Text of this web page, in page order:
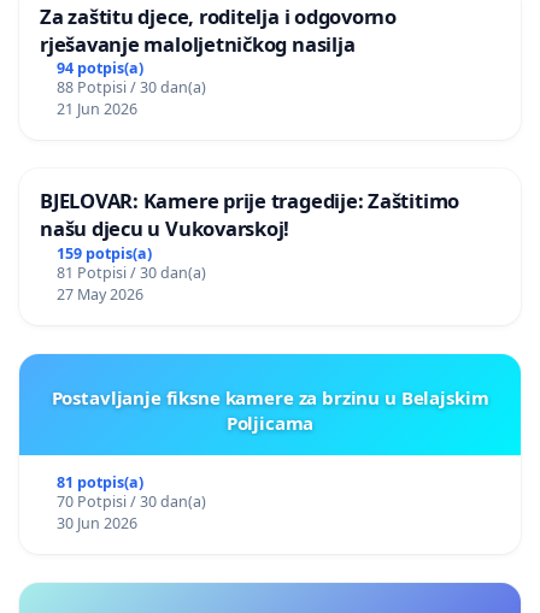
Za zaštitu djece, roditelja i odgovorno
rješavanje maloljetničkog nasilja
94 potpis(a)
88 Potpisi / 30 dan(a)
21 Jun 2026
BJELOVAR: Kamere prije tragedije: Zaštitimo
našu djecu u Vukovarskoj!
159 potpis(a)
81 Potpisi / 30 dan(a)
27 May 2026
Postavljanje fiksne kamere za brzinu u Belajskim
Poljicama
81 potpis(a)
70 Potpisi / 30 dan(a)
30 Jun 2026